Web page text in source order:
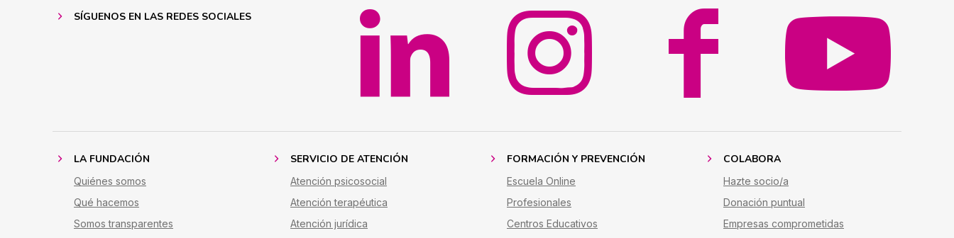
SÍGUENOS EN LAS REDES SOCIALES
LA FUNDACIÓN
Quiénes somos
Qué hacemos
Somos transparentes
SERVICIO DE ATENCIÓN
Atención psicosocial
Atención terapéutica
Atención jurídica
FORMACIÓN Y PREVENCIÓN
Escuela Online
Profesionales
Centros Educativos
COLABORA
Hazte socio/a
Donación puntual
Empresas comprometidas